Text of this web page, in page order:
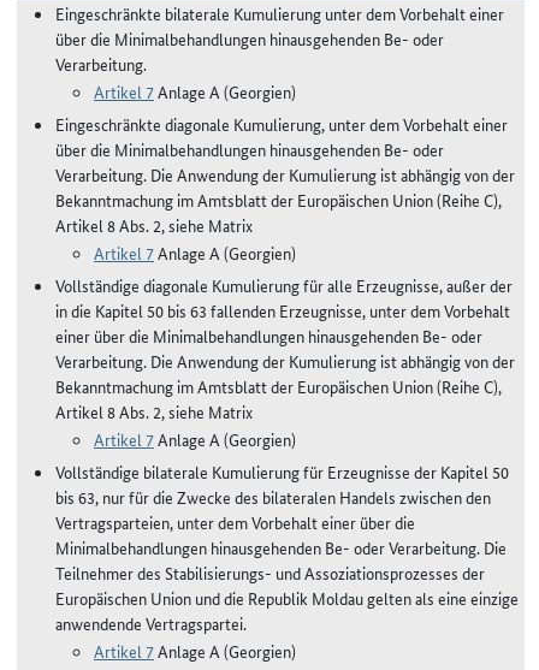
Eingeschränkte bilaterale Kumulierung unter dem Vorbehalt einer
über die Minimalbehandlungen hinausgehenden Be- oder
Verarbeitung.
Artikel 7Anlage A (Georgien)
Eingeschränkte diagonale Kumulierung, unter dem Vorbehalt einer
über die Minimalbehandlungen hinausgehenden Be- oder
Verarbeitung. Die Anwendung der Kumulierung ist abhängig von der
Bekanntmachung im Amtsblatt der Europäischen Union (Reihe C),
Artikel 8 Abs. 2, siehe Matrix
Artikel 7Anlage A (Georgien)
Vollständige diagonale Kumulierung für alle Erzeugnisse, außer der
in die Kapitel 50 bis 63 fallenden Erzeugnisse, unter dem Vorbehalt
einer über die Minimalbehandlungen hinausgehenden Be- oder
Verarbeitung. Die Anwendung der Kumulierung ist abhängig von der
Bekanntmachung im Amtsblatt der Europäischen Union (Reihe C),
Artikel 8 Abs. 2, siehe Matrix
Artikel 7Anlage A (Georgien)
Vollständige bilaterale Kumulierung für Erzeugnisse der Kapitel 50
bis 63, nur für die Zwecke des bilateralen Handels zwischen den
Vertragsparteien, unter dem Vorbehalt einer über die
Minimalbehandlungen hinausgehenden Be- oder Verarbeitung. Die
Teilnehmer des Stabilisierungs- und Assoziationsprozesses der
Europäischen Union und die Republik Moldau gelten als eine einzige
anwendende Vertragspartei.
Artikel 7Anlage A (Georgien)